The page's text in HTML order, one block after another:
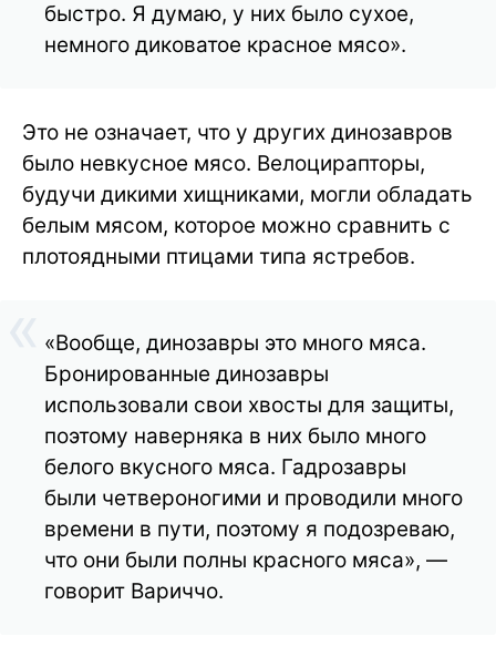
быстро. Я думаю, у них было сухое,
немного диковатое красное мясо».
Это не означает, что у других динозавров
было невкусное мясо. Велоцирапторы,
будучи дикими хищниками, могли обладать
белым мясом, которое можно сравнить с
плотоядными птицами типа ястребов.
«Вообще, динозавры это много мяса.
Бронированные динозавры
использовали свои хвосты для защиты,
поэтому наверняка в них было много
белого вкусного мяса. Гадрозавры
были четвероногими и проводили много
времени в пути, поэтому я подозреваю,
что они были полны красного мяса», —
говорит Вариччо.